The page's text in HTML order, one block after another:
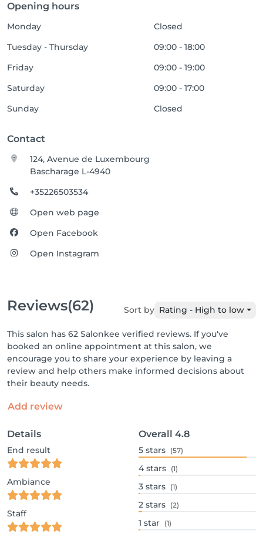
Opening hours
Monday
Closed
Tuesday - Thursday
09:00 - 18:00
Friday
09:00 - 19:00
Saturday
09:00 - 17:00
Sunday
Closed
Contact
124, Avenue de Luxembourg
Bascharage L-4940
+35226503534
Open web page
Open Facebook
Open Instagram
Reviews(62) Sort by Rating - High to low
This salon has 62 Salonkee verified reviews. If you've
booked an online appointment at this salon, we
encourage you to share your experience by leaving a
review and help others make informed decisions about
their beauty needs.
Add review
Details
End result
Ambiance
Staff
Overall 4.8
5 stars (57)
4 stars (1)
3 stars (1)
2 stars (2)
1 star (1)